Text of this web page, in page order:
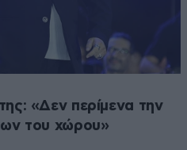
«Δεν περίμενα την
του χώρου»